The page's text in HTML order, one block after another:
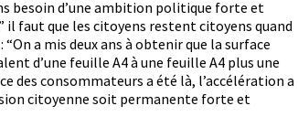
besoin d’une ambi­tion poli­tique forte et
il faut que les citoyens restent citoyens quand
a mis deux ans à obtenir que la sur­face
d’une feuille A4 à une feuille A4 plus une
des con­som­ma­teurs a été là, l’ac­céléra­tion a
citoyenne soit per­ma­nente forte et